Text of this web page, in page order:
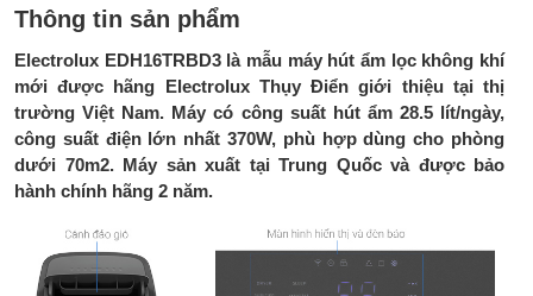
Thông tin sản phẩm
Electrolux EDH16TRBD3 là mẫu máy hút ẩm lọc không khí
mới được hãng Electrolux Thụy Điển giới thiệu tại thị
trường Việt Nam. Máy có công suất hút ẩm 28.5 lít/ngày,
công suất điện lớn nhất 370W, phù hợp dùng cho phòng
dưới 70m2. Máy sản xuất tại Trung Quốc và được bảo
hành chính hãng 2 năm.
Cài đặt độ ẩm: Từ 35% đến 85%
Bảng điều khiển:
Cảm ứng, có màn hình hiển thị độ
ẩm
Tiện ích:
Tích hợp màng lọc không khí
Kết nối Wifi điều khiển từ xa
Chế độ vừa hút ẩm vừa lọc không
Chế độ chỉ lọc không khí
Chế độ Smart chạy tự động
Chế độ Dry sấy quần áo